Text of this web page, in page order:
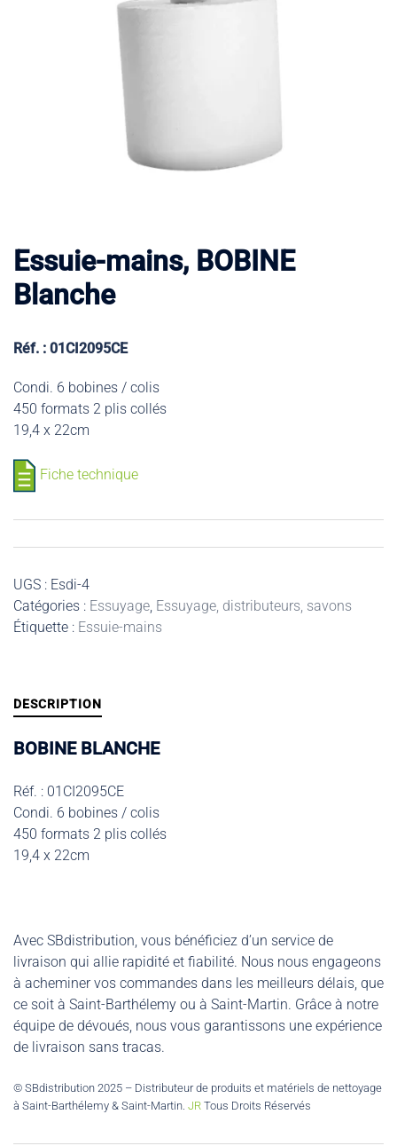
Essuie-mains, BOBINE
Blanche
Réf. : 01CI2095CE
Condi. 6 bobines / colis
450 formats 2 plis collés
19,4 x 22cm
Fiche technique
UGS : Esdi-4
Catégories : Essuyage, Essuyage, distributeurs, savons
Étiquette : Essuie-mains
DESCRIPTION
BOBINE BLANCHE
Réf. : 01CI2095CE
Condi. 6 bobines / colis
450 formats 2 plis collés
19,4 x 22cm
Avec SBdistribution, vous bénéficiez d’un service de
livraison qui allie rapidité et fiabilité. Nous nous engageons
à acheminer vos commandes dans les meilleurs délais, que
ce soit à Saint-Barthélemy ou à Saint-Martin. Grâce à notre
équipe de dévoués, nous vous garantissons une expérience
de livraison sans tracas.
© SBdistribution 2025 – Distributeur de produits et matériels de nettoyage
à Saint-Barthélemy & Saint-Martin. JR Tous Droits Réservés